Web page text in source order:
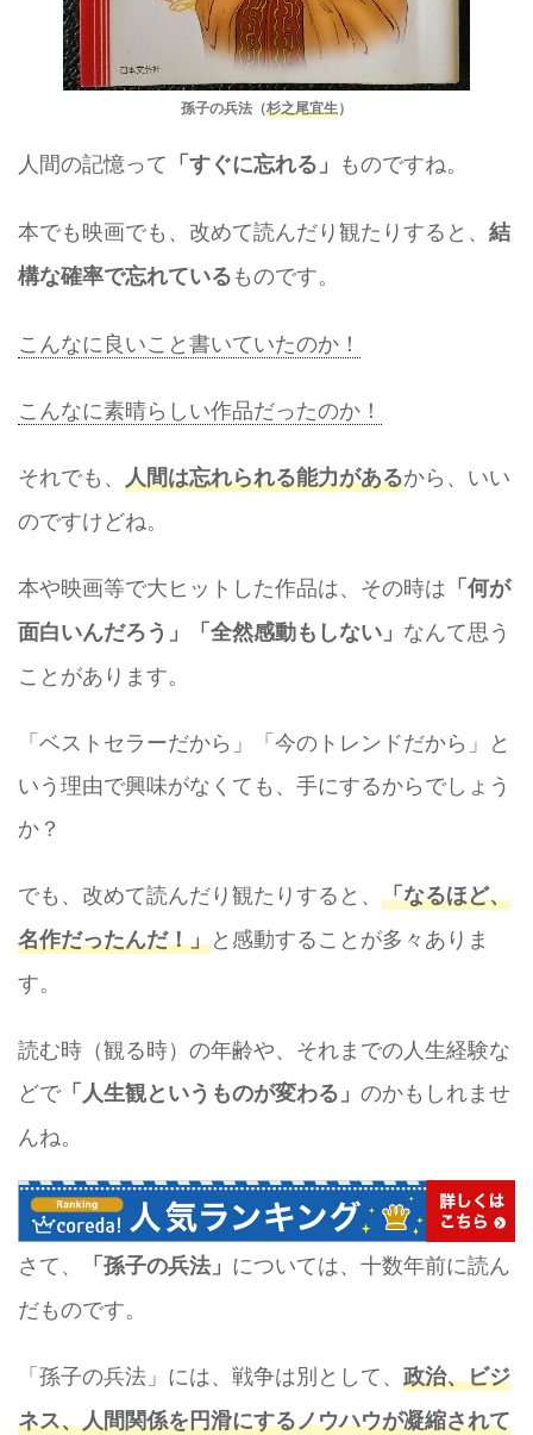
孫子の兵法（杉之尾宜生）
人間の記憶って 「すぐに忘れる」 ものですね。
本でも映画でも、改めて読んだり観たりすると、 結
構な確率で忘れているものです。
こんなに良いこと書いていたのか！
こんなに素晴らしい作品だったのか！
それでも、 人間は忘れられる能力があるから、いい
のですけどね。
本や映画等で大ヒットした作品は、その時は 「何が
面白いんだろう」「全然感動もしない」 なんて思う
ことがあります。
「ベストセラーだから」「今のトレンドだから」と
いう理由で興味がなくても、手にするからでしょう
か？
でも、改めて読んだり観たりすると、 「なるほど、
名作だったんだ！」と感動することが多々ありま
す。
読む時（観る時）の年齢や、それまでの人生経験な
どで 「人生観というものが変わる 」 のかもしれませ
んね。
さて、 「孫子の兵法」 については、十数年前に読ん
だものです。
「孫子の兵法」には、戦争は別として、 政治、ビジ
ネス、人間関係を円滑にするノウハウが凝縮されて